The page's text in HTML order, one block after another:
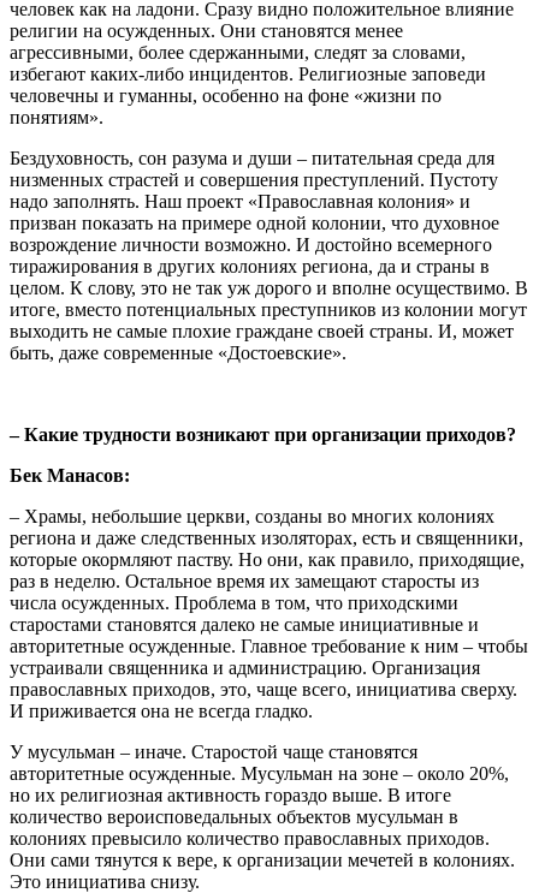
человек как на ладони. Сразу видно положительное влияние
религии на осужденных. Они становятся менее
агрессивными, более сдержанными, следят за словами,
избегают каких-либо инцидентов. Религиозные заповеди
человечны и гуманны, особенно на фоне «жизни по
понятиям».
Бездуховность, сон разума и души – питательная среда для
низменных страстей и совершения преступлений. Пустоту
надо заполнять. Наш проект «Православная колония» и
призван показать на примере одной колонии, что духовное
возрождение личности возможно. И достойно всемерного
тиражирования в других колониях региона, да и страны в
целом. К слову, это не так уж дорого и вполне осуществимо. В
итоге, вместо потенциальных преступников из колонии могут
выходить не самые плохие граждане своей страны. И, может
быть, даже современные «Достоевские».
– Какие трудности возникают при организации приходов?
Бек Манасов:
– Храмы, небольшие церкви, созданы во многих колониях
региона и даже следственных изоляторах, есть и священники,
которые окормляют паству. Но они, как правило, приходящие,
раз в неделю. Остальное время их замещают старосты из
числа осужденных. Проблема в том, что приходскими
старостами становятся далеко не самые инициативные и
авторитетные осужденные. Главное требование к ним – чтобы
устраивали священника и администрацию. Организация
православных приходов, это, чаще всего, инициатива сверху.
И приживается она не всегда гладко.
У мусульман – иначе. Старостой чаще становятся
авторитетные осужденные. Мусульман на зоне – около 20%,
но их религиозная активность гораздо выше. В итоге
количество вероисповедальных объектов мусульман в
колониях превысило количество православных приходов.
Они сами тянутся к вере, к организации мечетей в колониях.
Это инициатива снизу.